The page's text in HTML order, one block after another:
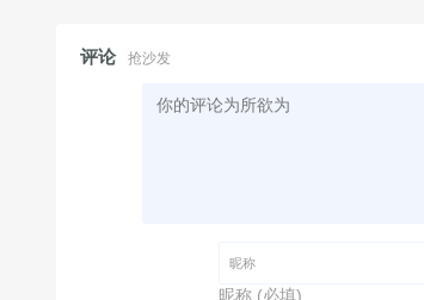
评论 抢沙发
昵称 (必填)